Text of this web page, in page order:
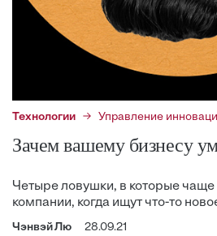
Технологии Управление
Зачем вашему бизнесу
Четыре ловушки, в которые чаще
компании, когда ищут что-то
Чэнвэй Лю 28.09.21